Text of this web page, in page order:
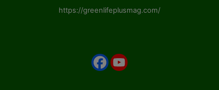
https://greenlifeplusmag.com/